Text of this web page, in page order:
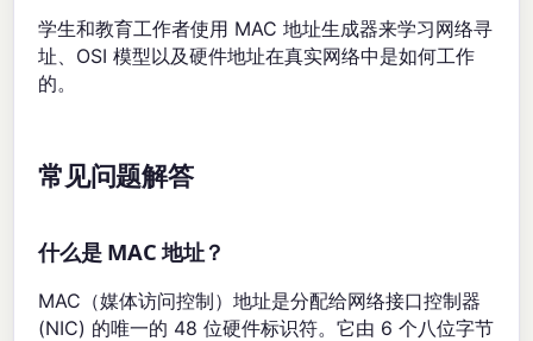
学生和教育工作者使用 MAC 地址生成器来学习网络寻
址、OSI 模型以及硬件地址在真实网络中是如何工作
的。
常见问题解答
什么是 MAC 地址？
MAC（媒体访问控制）地址是分配给网络接口控制器
(NIC) 的唯一的 48 位硬件标识符。它由 6 个八位字节